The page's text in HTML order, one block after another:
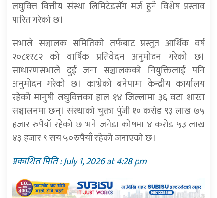
लघुवित्त वित्तीय संस्था लिमिटेडसँग मर्ज हुने विशेष प्रस्ताव
पारित गरेको छ।
सभाले सञ्चालक समितिको तर्फबाट प्रस्तुत आर्थिक वर्ष
२०८१र८२ को वार्षिक प्रतिवेदन अनुमोदन गरेको छ।
साधारणसभाले दुई जना सञ्चालकको नियुक्तिलाई पनि
अनुमोदन गरेको छ। काभ्रेको बनेपामा केन्द्रीय कार्यालय
रहेको मानुषी लघुवित्तका हाल १४ जिल्लामा ३६ वटा शाखा
सञ्चालनमा छन्। संस्थाको चुक्ता पुँजी १० करोड ९३ लाख ७५
हजार रुपैयाँ रहेको छ भने जगेडा कोषमा ४ करोड ५३ लाख
४३ हजार ९ सय ५०रुपैयाँ रहेको जनाएको छ।
प्रकाशित मिति : July 1, 2026 at 4:28 pm